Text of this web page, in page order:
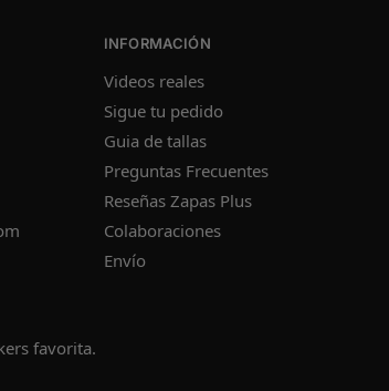
INFORMACIÓN
Videos reales
Sigue tu pedido
Guia de tallas
Preguntas Frecuentes
Reseñas Zapas Plus
Colaboraciones
Envío
favorita.